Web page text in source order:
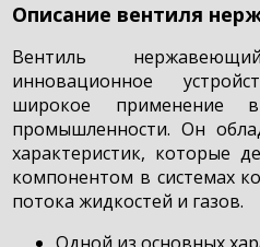
Описание вентиля
Вентиль
инновационное
широкое применение
промышленности. Он
характеристик, которые
компонентом в системах
потока жидкостей и газов.